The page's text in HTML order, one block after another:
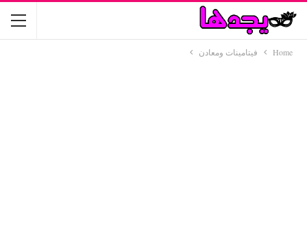
Home فيتامينات ومعادن